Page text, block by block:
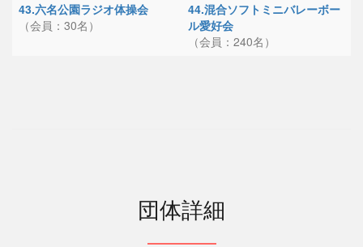
43.六名公園ラジオ体操会
（会員：30名）
44.混合ソフトミニバレーボー
ル愛好会
（会員：240名）
団体詳細